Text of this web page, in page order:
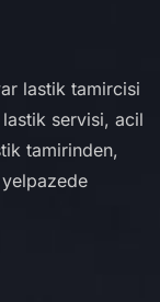
lastik tamircisi
servisi, acil
tamirinden,